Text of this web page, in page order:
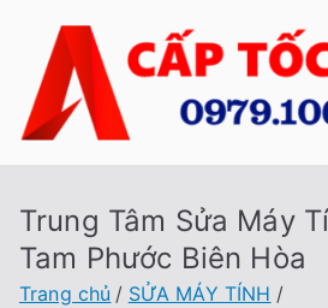
dung
Trung Tâm Sửa Máy
Tam Phước Biên Hòa
Trang chủ
SỬA MÁY TÍNH